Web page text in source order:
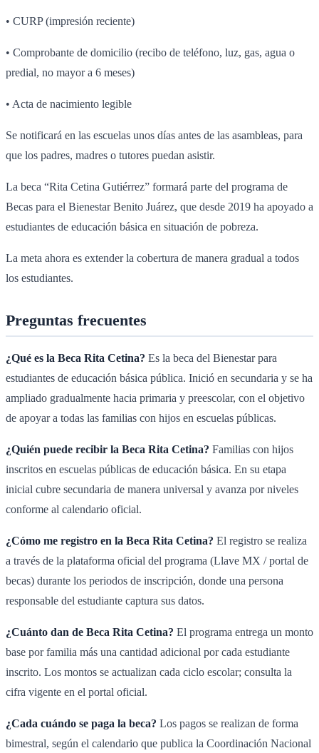
• CURP (impresión reciente)
• Comprobante de domicilio (recibo de teléfono, luz, gas, agua o
predial, no mayor a 6 meses)
• Acta de nacimiento legible
Se notificará en las escuelas unos días antes de las asambleas, para
que los padres, madres o tutores puedan asistir.
La beca “Rita Cetina Gutiérrez” formará parte del programa de
Becas para el Bienestar Benito Juárez, que desde 2019 ha apoyado a
estudiantes de educación básica en situación de pobreza.
La meta ahora es extender la cobertura de manera gradual a todos
los estudiantes.
Preguntas frecuentes
¿Qué es la Beca Rita Cetina? Es la beca del Bienestar para
estudiantes de educación básica pública. Inició en secundaria y se ha
ampliado gradualmente hacia primaria y preescolar, con el objetivo
de apoyar a todas las familias con hijos en escuelas públicas.
¿Quién puede recibir la Beca Rita Cetina? Familias con hijos
inscritos en escuelas públicas de educación básica. En su etapa
inicial cubre secundaria de manera universal y avanza por niveles
conforme al calendario oficial.
¿Cómo me registro en la Beca Rita Cetina? El registro se realiza
a través de la plataforma oficial del programa (Llave MX / portal de
becas) durante los periodos de inscripción, donde una persona
responsable del estudiante captura sus datos.
¿Cuánto dan de Beca Rita Cetina? El programa entrega un monto
base por familia más una cantidad adicional por cada estudiante
inscrito. Los montos se actualizan cada ciclo escolar; consulta la
cifra vigente en el portal oficial.
¿Cada cuándo se paga la beca? Los pagos se realizan de forma
bimestral, según el calendario que publica la Coordinación Nacional